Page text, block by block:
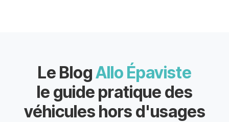
Le BlogAllo Épaviste
le guide pratique des
véhicules hors d'usages